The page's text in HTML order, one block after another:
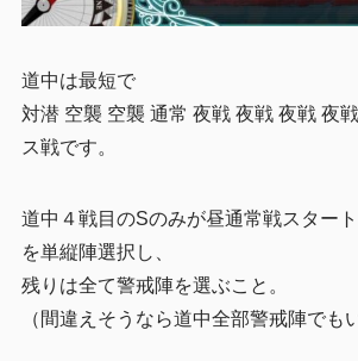
道中は最短で
対潜 空襲 空襲 通常 夜戦 夜戦 夜戦 夜
ス戦です。
道中４戦目のSのみが昼通常戦スター
を単縦陣選択し、
残りは全て警戒陣を選ぶこと。
（間違えそうなら道中全部警戒陣でも